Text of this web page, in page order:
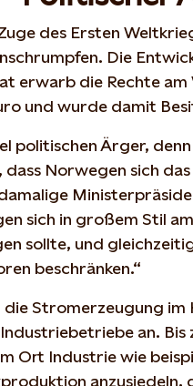
des Ersten
Die
erwarb die Rechte
und wurde damit
politischen Ärger,
Norwegen sich
sich in großem Stil
sollte, und
beschränken.“
die Stromerzeugung
an. Bis
Ort Industrie wie
anzusiedeln,